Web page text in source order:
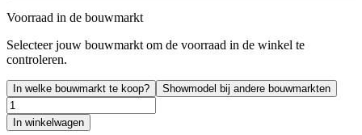
Voorraad in de bouwmarkt
Selecteer jouw bouwmarkt om de voorraad in de winkel te
controleren.
In welke bouwmarkt te koop? Showmodel bij andere bouwmarkten
In winkelwagen